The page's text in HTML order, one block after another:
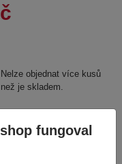
Nelze objednat více kusů
než je skladem.
fungoval